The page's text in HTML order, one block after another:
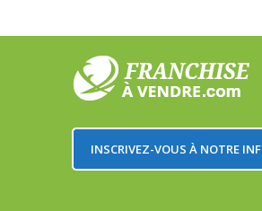
INSCRIVEZ-VOUS À NOTRE